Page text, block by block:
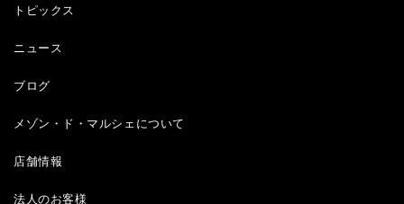
トピックス
ニュース
ブログ
メゾン・ド・マルシェについて
店舗情報
法人のお客様